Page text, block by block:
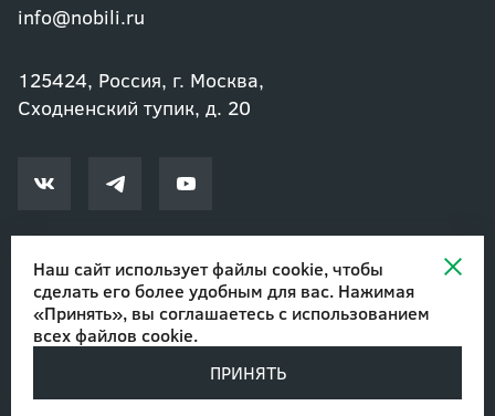
Наш сайт использует файлы cookie, чтобы
сделать его более удобным для вас. Нажимая
«Принять», вы соглашаетесь с использованием
всех файлов cookie.
ПРИНЯТЬ
info@nobili.ru
125424, Россия, г. Москва,
Сходненский тупик, д. 20
© 2002-2026 Озеленение и благоустройство. ООО "Нобили"
Авторские права